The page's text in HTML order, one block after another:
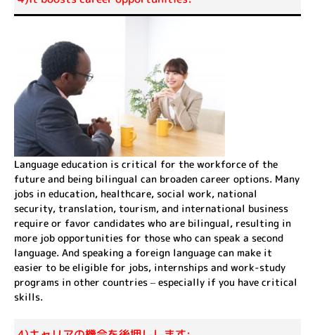
Language education is critical for the workforce of the
future and being bilingual can broaden career options. Many
jobs in education, healthcare, social work, national
security, translation, tourism, and international business
require or favor candidates who are bilingual, resulting in
more job opportunities for those who can speak a second
language. And speaking a foreign language can make it
easier to be eligible for jobs, internships and work-study
programs in other countries – especially if you have critical
skills.